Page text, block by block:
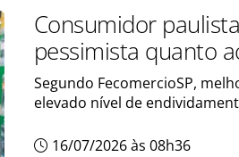
Consumidor
pessimista quanto
Segundo FecomercioSP,
elevado nível de
16/07/2026 às 08h36